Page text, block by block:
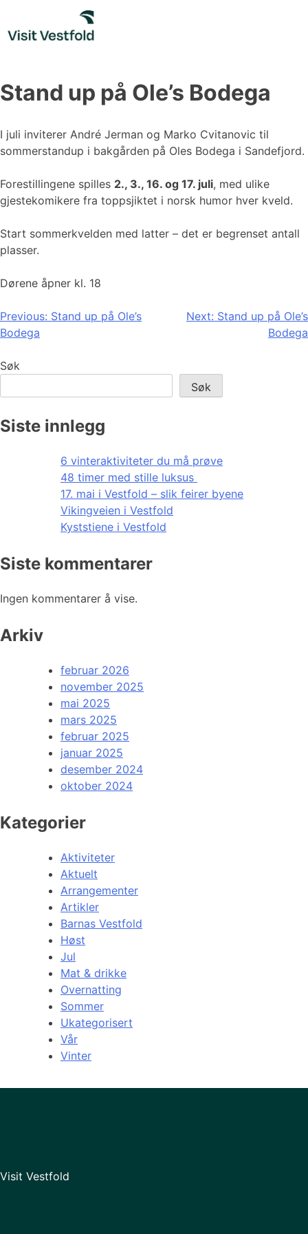
content
Stand up på Ole’s Bodega
I juli inviterer André Jerman og Marko Cvitanovic til
sommerstandup i bakgården på Oles Bodega i Sandefjord.
Forestillingene spilles 2., 3., 16. og 17. juli, med ulike
gjestekomikere fra toppsjiktet i norsk humor hver kveld.
Start sommerkvelden med latter – det er begrenset antall
plasser.
Dørene åpner kl. 18
Innleggsnavigasjon
Previous: Stand up på Ole’s
Bodega
Next: Stand up på Ole’s
Bodega
Søk
Søk
Siste innlegg
6 vinteraktiviteter du må prøve
48 timer med stille luksus
17. mai i Vestfold – slik feirer byene
Vikingveien i Vestfold
Kyststiene i Vestfold
Siste kommentarer
Ingen kommentarer å vise.
Arkiv
februar 2026
november 2025
mai 2025
mars 2025
februar 2025
januar 2025
desember 2024
oktober 2024
Kategorier
Aktiviteter
Aktuelt
Arrangementer
Artikler
Barnas Vestfold
Høst
Jul
Mat & drikke
Overnatting
Sommer
Ukategorisert
Vår
Vinter
Visit Vestfold